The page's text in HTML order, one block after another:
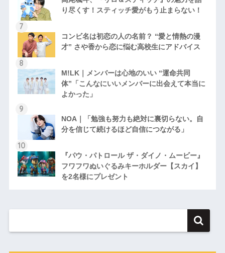
り尽くす！スティッチ愛がもう止まらない！
コンビ名は初恋の人の名前？ “愛と情熱の漫
才” さや香から恋に悩む高校生にアドバイス
M!LK｜メンバーは心地のいい “運命共同
体”「こんなにいいメンバーに出会えて本当に
よかった」
NOA｜「勉強も努力も絶対に裏切らない。自
分を信じて続けるほど自信につながる」
『パウ・パトロール ザ・ダイノ・ムービー』
フワフワぬいぐるみキーホルダー【スカイ】
を2名様にプレゼント